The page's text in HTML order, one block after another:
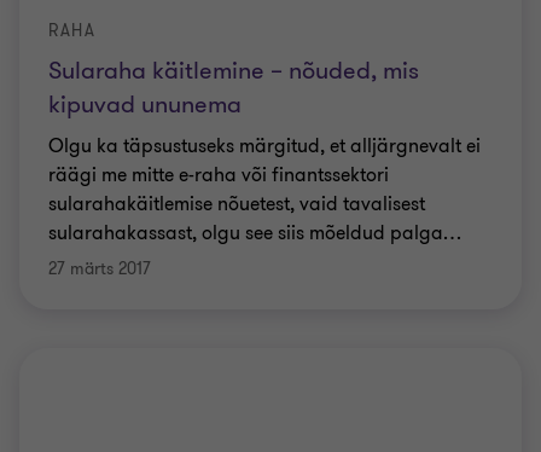
Sularaha käitlemine – nõuded, mis
kipuvad ununema
RAHA
Olgu ka täpsustuseks märgitud, et alljärgnevalt ei
räägi me mitte e-raha või finantssektori
sularahakäitlemise nõuetest, vaid tavalisest
sularahakassast, olgu see siis mõeldud palga…
27 märts 2017